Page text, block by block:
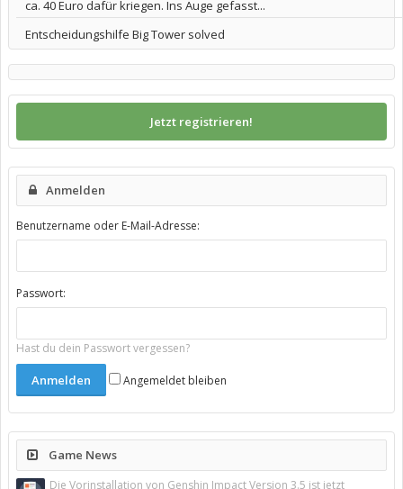
ca. 40 Euro dafür kriegen. Ins Auge gefasst...
Entscheidungshilfe Big Tower solved
Jetzt registrieren!
Anmelden
Benutzername oder E-Mail-Adresse:
Passwort:
Hast du dein Passwort vergessen?
Angemeldet bleiben
Game News
Die Vorinstallation von Genshin Impact Version 3.5 ist jetzt